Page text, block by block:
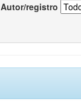
Autor/registro